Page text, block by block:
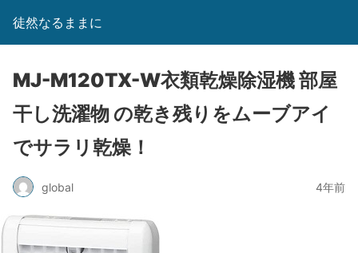
徒然なるままに
MJ-M120TX-W衣類乾燥除湿機 部屋
干し洗濯物 の乾き残りをムーブアイ
でサラリ乾燥！
global 4年前